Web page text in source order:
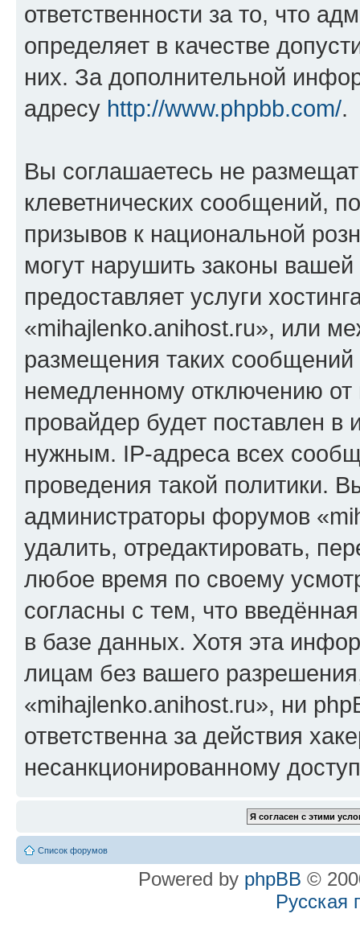
ответственности за то, что
определяет в качестве
них. За дополнительной
адресу http://www.phpbb.com/.
Вы соглашаетесь не
клеветнических сообщений,
призывов к национальной
могут нарушить законы
предоставляет услуги
«mihajlenko.anihost.ru», или
размещения таких
немедленному отключению
провайдер будет поставлен в
нужным. IP-адреса всех
проведения такой политики.
администраторы форумов
удалить, отредактировать,
любое время по своему
согласны с тем, что
в базе данных. Хотя эта
лицам без вашего
«mihajlenko.anihost.ru», ни
ответственна за действия
несанкционированному
Список форумов
Powered by phpBB ©
Русская